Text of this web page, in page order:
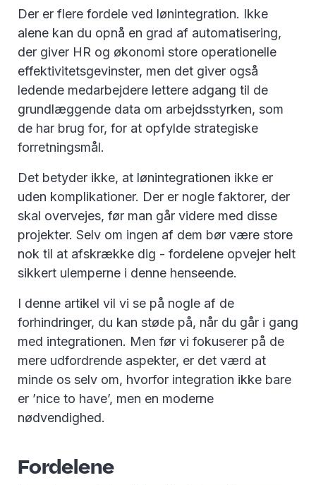
Der er flere fordele ved lønintegration. Ikke
alene kan du opnå en grad af automatisering,
der giver HR og økonomi store operationelle
effektivitetsgevinster, men det giver også
ledende medarbejdere lettere adgang til de
grundlæggende data om arbejdsstyrken, som
de har brug for, for at opfylde strategiske
forretningsmål.
Det betyder ikke, at lønintegrationen ikke er
uden komplikationer. Der er nogle faktorer, der
skal overvejes, før man går videre med disse
projekter. Selv om ingen af dem bør være store
nok til at afskrække dig - fordelene opvejer helt
sikkert ulemperne i denne henseende.
I denne artikel vil vi se på nogle af de
forhindringer, du kan støde på, når du går i gang
med integrationen. Men før vi fokuserer på de
mere udfordrende aspekter, er det værd at
minde os selv om, hvorfor integration ikke bare
er ’nice to have’, men en moderne
nødvendighed.
Fordelene